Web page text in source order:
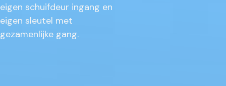
eigen schuifdeur ingang en
eigen sleutel met
gezamenlijke gang.